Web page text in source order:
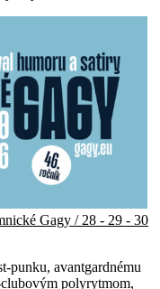
punku, avantgardnému
polyrytmom,